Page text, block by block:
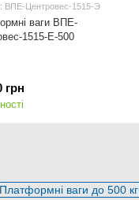
Платформні ваги до 500 кг
ВПЕ-Центровес-1515-Э
ваги ВПЕ-
1515-Е-500
грн